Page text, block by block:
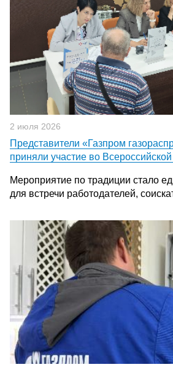
2 июля 2026
Представители «Газпром
приняли участие во
Мероприятие по традиции стало
для встречи работодателей,